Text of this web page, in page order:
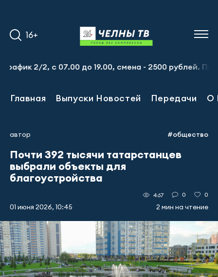
16+
2/2, с 07.00 до 19.00, смена - 2500 рублей. Пр-т
Главная Выпуски Новостей Передачи О
автор #общество
Почти 392 тысячи татарстанцев
выбрали объекты для
благоустройства
01 июня 2026, 10:45
467 0 0
2 мин на чтение